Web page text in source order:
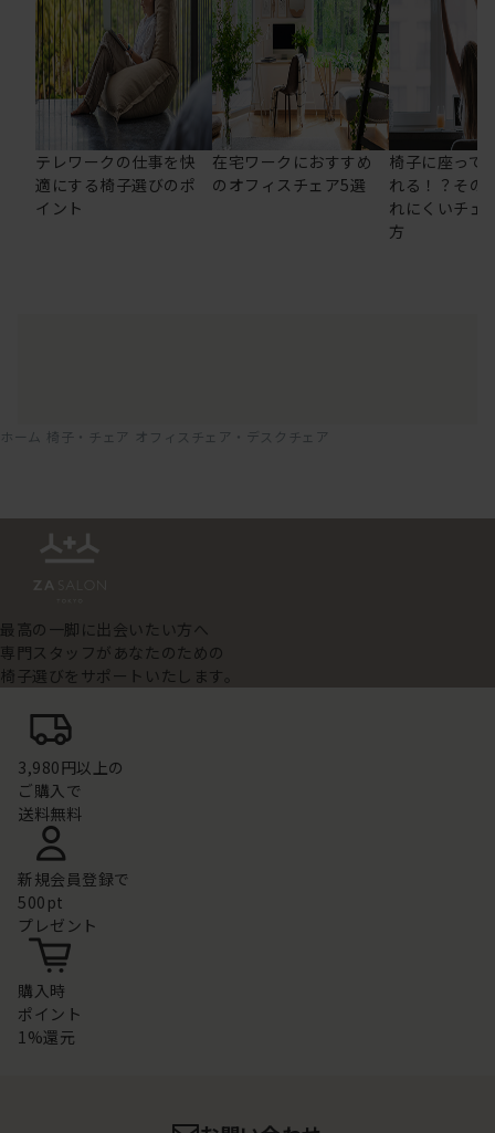
テレワークの仕事を快
適にする椅子選びのポ
イント
在宅ワークにおすすめ
のオフィスチェア5選
椅子に座って
れる！？その
れにくいチェ
方
ホーム 椅子・チェア オフィスチェア・デスクチェア
最高の一脚に出会いたい方へ
専門スタッフがあなたのための
椅子選びをサポートいたします。
3,980円以上の
ご購入で
送料無料
新規会員登録で
500pt
プレゼント
購入時
ポイント
1%還元